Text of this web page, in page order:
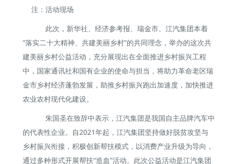
注：活动现场
此次，新华社、经济参考报、瑞金市、江汽集团本着
“落实二十大精神、共建美丽乡村”的共同理念，举办的这次共
建美丽乡村公益活动，充分展现出在全面推进乡村振兴工程
中，国家通讯社和国有企业的使命与担当，将助力革命老区瑞
金市乡村经济蓬勃发展，助推乡村振兴跑出加速度，加快推进
农业农村现代化建设。
朱国圣在致辞中表示，江汽集团是我国自主品牌汽车中
的代表性企业。自2021年起，江汽集团坚持做好脱贫攻坚与
乡村振兴衔接，积极创新帮扶模式，以消费产业升级为导向，
通过多种形式开展帮扶“造血”活动。此次公益活动是江汽集团